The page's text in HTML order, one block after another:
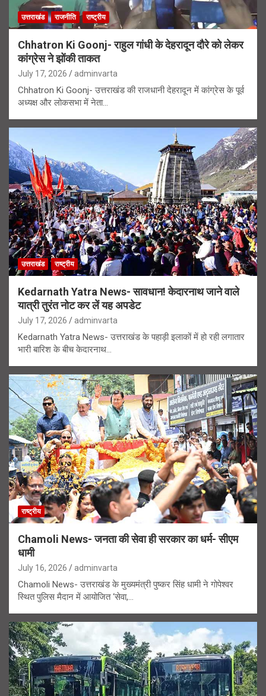
उत्तराखंड राजनीति राष्ट्रीय
Chhatron Ki Goonj- राहुल गांधी के देहरादून दौरे को लेकर
कांग्रेस ने झोंकी ताकत
July 17, 2026 adminvarta
Chhatron Ki Goonj- उत्तराखंड की राजधानी देहरादून में कांग्रेस के पूर्व
अध्यक्ष और लोकसभा में नेता…
उत्तराखंड राष्ट्रीय
Kedarnath Yatra News- सावधान! केदारनाथ जाने वाले
यात्री तुरंत नोट कर लें यह अपडेट
July 17, 2026 adminvarta
Kedarnath Yatra News- उत्तराखंड के पहाड़ी इलाकों में हो रही लगातार
भारी बारिश के बीच केदारनाथ…
राष्ट्रीय
Chamoli News- जनता की सेवा ही सरकार का धर्म- सीएम
धामी
July 16, 2026 adminvarta
Chamoli News- उत्तराखंड के मुख्यमंत्री पुष्कर सिंह धामी ने गोपेश्वर
स्थित पुलिस मैदान में आयोजित ‘सेवा,…